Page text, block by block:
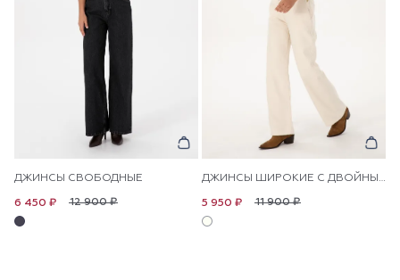
ДЖИНСЫ СВОБОДНЫЕ
12 900 ₽
6 450 ₽
ДЖИНСЫ ШИРОКИЕ С ДВОЙНЫМ ПОЯСОМ
11 900 ₽
5 950 ₽